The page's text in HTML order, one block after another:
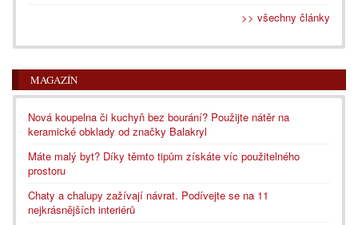
>> všechny články
MAGAZÍN
Nová koupelna či kuchyň bez bourání? Použijte nátěr na
keramické obklady od značky Balakryl
Máte malý byt? Díky těmto tipům získáte víc použitelného
prostoru
Chaty a chalupy zažívají návrat. Podívejte se na 11
nejkrásnějších interiérů